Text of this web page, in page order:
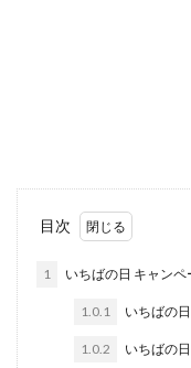
目次
1 いちばの日 キャンペ
1.0.1 いちばの
1.0.2 いちばの